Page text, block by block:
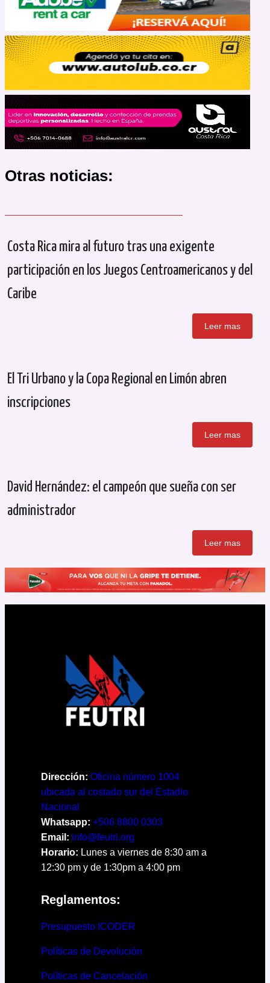
Otras noticias:
Costa Rica mira al futuro tras una exigente
participación en los Juegos Centroamericanos y del
Caribe
Leer mas
El Tri Urbano y la Copa Regional en Limón abren
inscripciones
Leer mas
David Hernández: el campeón que sueña con ser
administrador
Leer mas
Dirección: Oficina número 1004
ubicada al costado sur del Estadio
Nacional
Whatsapp: +506 8800 0303
Email: info@feutri.org
Horario: Lunes a viernes de 8:30 am a
12:30 pm y de 1:30pm a 4:00 pm
Reglamentos:
Presupuesto ICODER
Políticas de Devolución
Políticas de Cancelación